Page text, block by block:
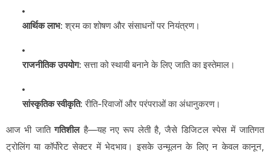
आर्थिक लाभ: श्रम का शोषण और संसाधनों पर नियंत्रण।
राजनीतिक उपयोग: सत्ता को स्थायी बनाने के लिए जाति का इस्तेमाल।
सांस्कृतिक स्वीकृति: रीति-रिवाजों और परंपराओं का अंधानुकरण।
आज भी जातिगतिशीलहै—यह नए रूप लेती है, जैसे डिजिटल स्पेस में जातिगत
ट्रोलिंग या कॉर्पोरेट सेक्टर में भेदभाव। इसके उन्मूलन के लिए न केवल कानून,